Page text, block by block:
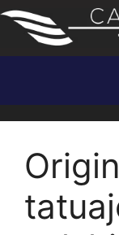
Saltar
contenido